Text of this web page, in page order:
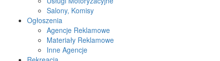
Salony, Komisy
Ogłoszenia
Agencje Reklamowe
Materiały Reklamowe
Inne Agencje